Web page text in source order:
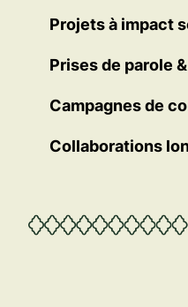
Projets à impact
Prises de parole
Campagnes de
Collaborations